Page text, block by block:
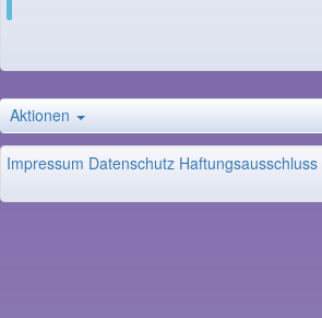
Aktionen
Impressum Datenschutz Haftungsausschluss